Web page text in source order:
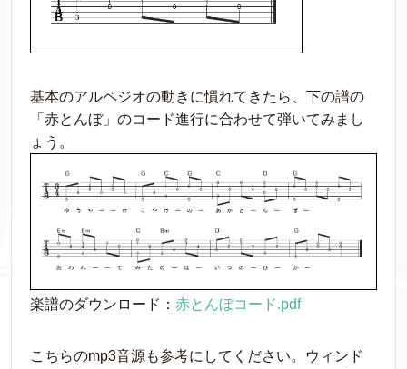
基本のアルペジオの動きに慣れてきたら、下の譜の
「赤とんぼ」のコード進行に合わせて弾いてみまし
ょう。
楽譜のダウンロード： 赤とんぼコード.pdf
こちらのmp3音源も参考にしてください。ウィンド